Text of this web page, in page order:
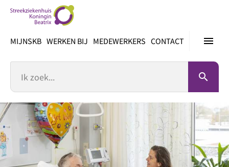
inhoud
menu
MIJNSKB WERKEN BIJ MEDEWERKERS CONTACT
search